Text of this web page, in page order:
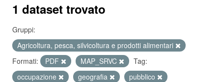
1 dataset trovato
Gruppi:
Agricoltura, pesca, silvicoltura e prodotti alimentari
Formati:
PDF MAP_SRVC
Tag:
occupazione
geografia
pubblico